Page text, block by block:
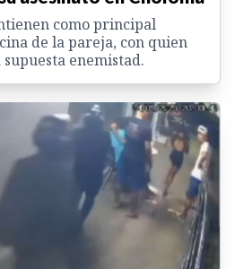
como principal
de la pareja, con quien
enemistad.